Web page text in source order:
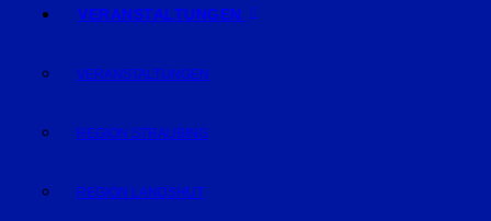
VERANSTALTUNGEN
VERANSTALTUNGEN
REGION STRAUBING
REGION LANDSHUT